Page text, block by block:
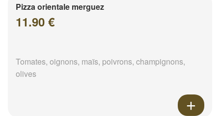
Pizza orientale merguez
11.90 €
Tomates, oignons, maïs, poivrons, champignons,
olives